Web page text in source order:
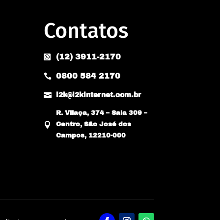
Contatos
 (12) 3911-2170
 0800 584 2170
 l2k@l2kinternet.com.br

R. Vilaça, 374 – Sala 309 –
Centro, São José dos
Campos, 12210-000